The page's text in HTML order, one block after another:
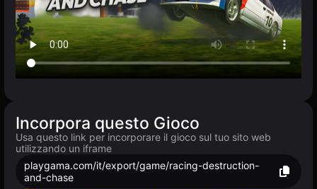
Incorpora questo Gioco
Usa questo link per incorporare il gioco sul tuo sito web
utilizzando un iframe
playgama.com/it/export/game/racing-destruction-
and-chase